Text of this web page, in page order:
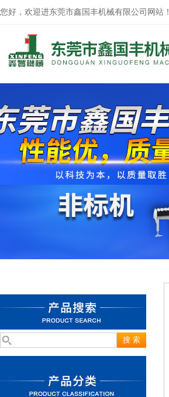
您好，欢迎进东莞市鑫国丰机械有限公司网站！